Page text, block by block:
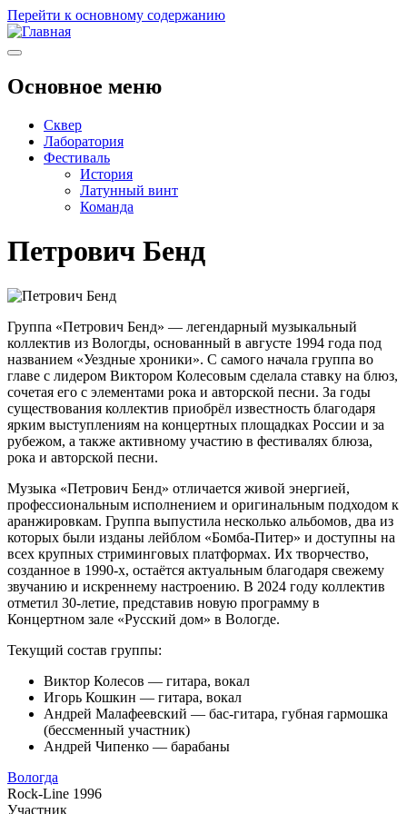
Перейти к основному содержанию
Основное меню
Сквер
Лаборатория
Фестиваль
История
Латунный винт
Команда
Петрович Бенд
Группа «Петрович Бенд» — легендарный музыкальный
коллектив из Вологды, основанный в августе 1994 года под
названием «Уездные хроники». С самого начала группа во
главе с лидером Виктором Колесовым сделала ставку на блюз,
сочетая его с элементами рока и авторской песни. За годы
существования коллектив приобрёл известность благодаря
ярким выступлениям на концертных площадках России и за
рубежом, а также активному участию в фестивалях блюза,
рока и авторской песни.
Музыка «Петрович Бенд» отличается живой энергией,
профессиональным исполнением и оригинальным подходом к
аранжировкам. Группа выпустила несколько альбомов, два из
которых были изданы лейблом «Бомба-Питер» и доступны на
всех крупных стриминговых платформах. Их творчество,
созданное в 1990-х, остаётся актуальным благодаря свежему
звучанию и искреннему настроению. В 2024 году коллектив
отметил 30-летие, представив новую программу в
Концертном зале «Русский дом» в Вологде.
Текущий состав группы:
Виктор Колесов — гитара, вокал
Игорь Кошкин — гитара, вокал
Андрей Малафеевский — бас-гитара, губная гармошка
(бессменный участник)
Андрей Чипенко — барабаны
Вологда
Rock-Line 1996
Участник